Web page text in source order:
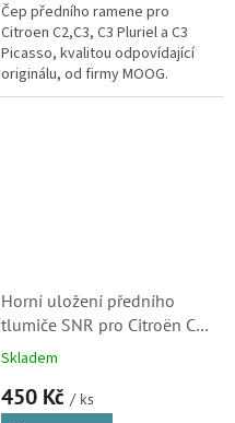
Čep předního ramene pro
Citroen C2,C3, C3 Pluriel a C3
Picasso, kvalitou odpovídající
originálu, od firmy MOOG.
Značka zaručující dlouhou
Horní uložení předního
tlumiče SNR pro Citroën C-
Elyseé, C4 Cactus, C3 II., C3
Skladem
450 Kč / ks